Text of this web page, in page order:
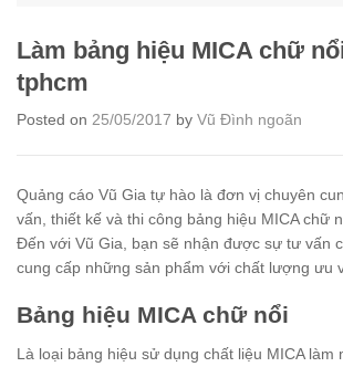
Làm bảng hiệu MICA chữ
tphcm
Posted on 25/05/2017 by Vũ Đình ngoãn
Quảng cáo Vũ Gia tự hào là đơn vị chuyên
vấn, thiết kế và thi công bảng hiệu MICA chữ
Đến với Vũ Gia, bạn sẽ nhận được sự tư vấn
cung cấp những sản phẩm với chất lượng ưu
Bảng hiệu MICA chữ nổi
Là loại bảng hiệu sử dụng chất liệu MICA làm